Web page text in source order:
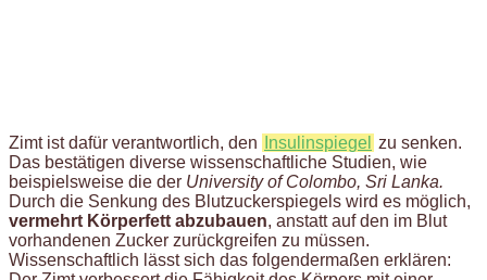
Zimt ist dafür verantwortlich, den Insulinspiegel zu senken.
Das bestätigen diverse wissenschaftliche Studien, wie
beispielsweise die der University of Colombo, Sri Lanka.
Durch die Senkung des Blutzuckerspiegels wird es möglich,
vermehrt Körperfett abzubauen, anstatt auf den im Blut
vorhandenen Zucker zurückgreifen zu müssen.
Wissenschaftlich lässt sich das folgendermaßen erklären: